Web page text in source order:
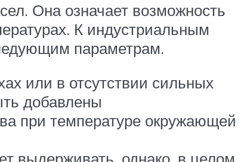
Она означает возможность
К индустриальным
параметрам.
или в отсутствии сильных
добавлены
при температуре окружающей